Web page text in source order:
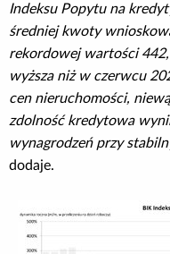
Indeksu Popytu na
średniej kwoty
rekordowej wartości
wyższa niż w czerwcu
cen nieruchomości,
zdolność kredytowa
wynagrodzeń przy
dodaje.